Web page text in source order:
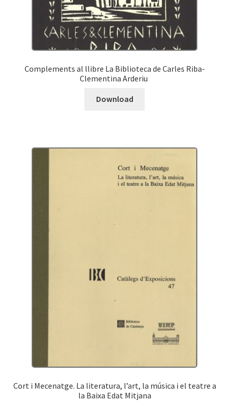
Complements al llibre La Biblioteca de Carles Riba-
Clementina Arderiu
Download
Cort i Mecenatge. La literatura, l’art, la música i el teatre a
la Baixa Edat Mitjana